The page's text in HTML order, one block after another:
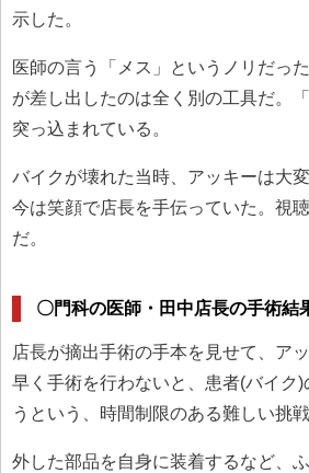
示した。
医師の言う「メス」というノリだっ
が差し出したのは全く別の工具だ。
突っ込まれている。
バイクが壊れた当時、アッキーは大
今は笑顔で店長を手伝っていた。視
だ。
〇門科の医師・田中店長の手術結
店長が摘出手術の手本を見せて、ア
早く手術を行わないと、患者(バイク)
うという、時間制限のある難しい挑戦
外した部品を自身に装着するなど、